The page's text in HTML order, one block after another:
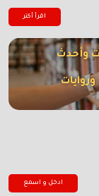
اقرأ أكتر
وأحدث
ادخل و اسمع